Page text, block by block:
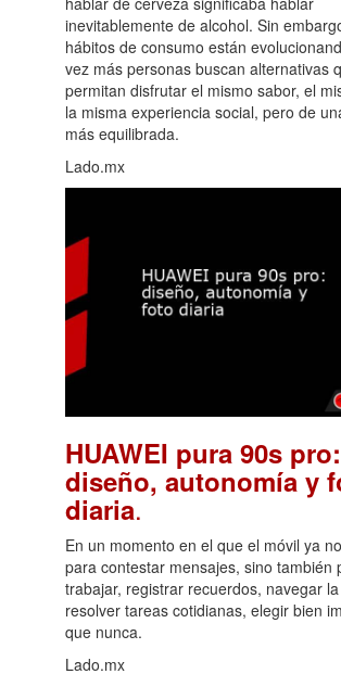
inevitablemente de alcohol. Sin
hábitos de consumo están
vez más personas buscan alternativas
permitan disfrutar el mismo sabor, el
la misma experiencia social, pero de
más equilibrada.
Lado.mx
HUAWEI pura 90s pro:
diseño, autonomía y
diaria.
En un momento en el que el móvil ya
para contestar mensajes, sino también
trabajar, registrar recuerdos, navegar
resolver tareas cotidianas, elegir bien
que nunca.
Lado.mx